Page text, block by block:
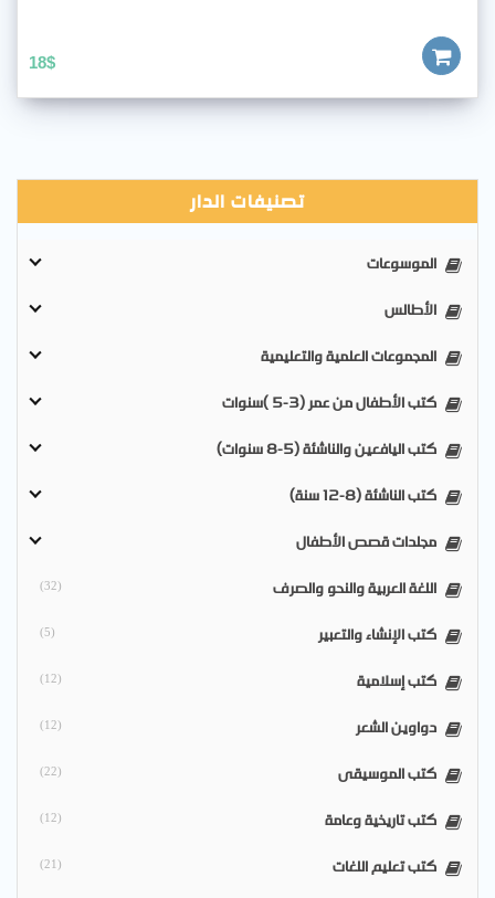
18$
تصنيفات الدار
الموسوعات
الأطالس
المجموعات العلمية والتعليمية
كتب الأطفال من عمر (3-5 )سنوات
كتب اليافعين والناشئة (5-8 سنوات)
كتب الناشئة (8-12 سنة)
مجلدات قصص الأطفال
اللغة العربية والنحو والصرف
(32)
كتب الإنشاء والتعبير (5)
كتب إسلامية (12)
دواوين الشعر (12)
كتب الموسيقى (22)
كتب تاريخية وعامة (12)
كتب تعليم اللغات (21)